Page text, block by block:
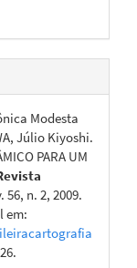
Modesta
Júlio Kiyoshi.
PARA UM
n. 2, 2009.
em: